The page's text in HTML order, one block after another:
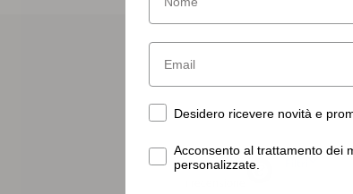
Email
Desidero ricevere novità e
Desidero ricevere novità e
Acconsento al trattamento dei
Acconsento al trattamento dei
personalizzate.